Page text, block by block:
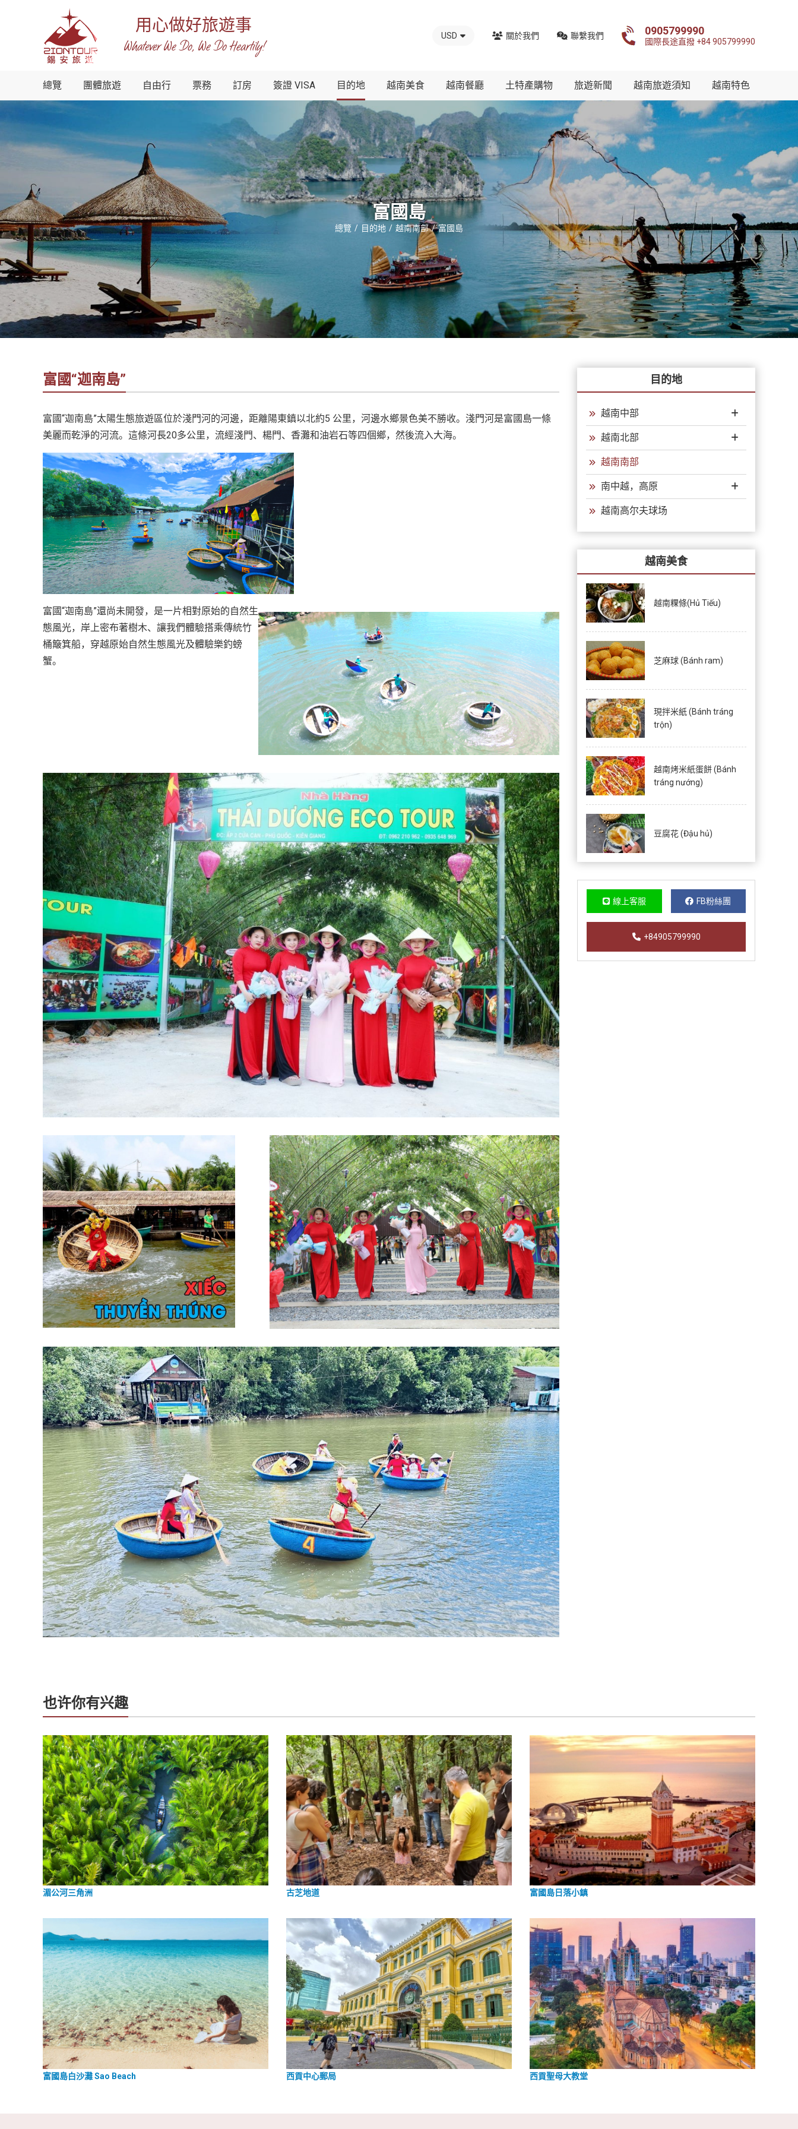
南
錫
際
-
越
南
地
社
錫
安
旅
您
越
最
好
的
合
作
夥
伴！
越
南
LOCAL
旅
行
用心做好旅遊事
Whatever We Do, We Do Heartily!
USD 關於我們 聯繫我們 0905799990
國際長途直撥 +84 905799990
總覽 團體旅遊 自由行 票務 訂房 簽證 VISA 目的地 越南美食 越南餐廳 土特產購物 旅遊新聞 越南旅遊須知 越南特色
富國島
總覽 目的地 越南南部 富國島
富國“迦南島”
富國“迦南島”太陽生態旅遊區位於淺門河的河邊，距離陽東鎮以北約5 公里，河邊水鄉景色美不勝收。淺門河是富國島一條
美麗而乾淨的河流。這條河長20多公里，流經淺門、楊門、香灘和油岩石等四個鄉，然後流入大海。
富國“迦南島”還尚未開發，是一片相對原始的自然生
態風光，岸上密布著樹木、讓我們體驗搭乘傳統竹
桶簸箕船，穿越原始自然生態風光及體驗樂釣螃
蟹。
目的地
越南中部
越南北部
越南南部
南中越，高原
越南高尔夫球场
越南美食
越南粿條(Hủ Tiếu)
芝麻球 (Bánh ram)
現拌米紙 (Bánh tráng
trộn)
越南烤米紙蛋餅 (Bánh
tráng nướng)
豆腐花 (Đậu hủ)
線上客服 FB粉絲團
+84905799990
也许你有兴趣
湄公河三角洲 古芝地道 富國島日落小鎮
富國島白沙灘 Sao Beach 西貢中心郵局 西貢聖母大教堂